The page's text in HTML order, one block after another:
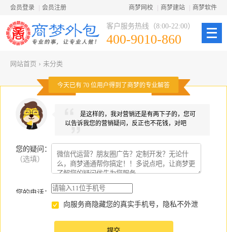
会员登录 会员注册 商梦网校 商梦建站 商梦软件
客户服务热线（8:00-22:00）
400-9010-860
网站首页 › 未分类
今天已有 70 位用户得到了商梦的专业解答
是这样的，我对营销还是有两下子的，您可
以告诉我您的营销疑问，反正也不花钱，对吧
您的疑问
（选填）
：
您的电话：
向服务商隐藏您的真实手机号，隐私不外泄